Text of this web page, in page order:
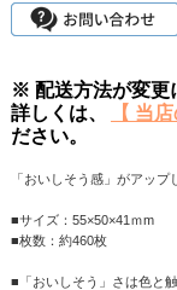
※ 配送方法が変更
詳しくは、
【 当
ださい。
「おいしそう感」がアップ
■サイズ：55×50×41ｍm
■枚数：約460枚
■「おいしそう」さは色と